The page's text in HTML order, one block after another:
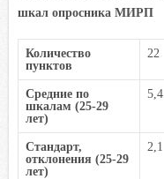
шкал опросника МИРП
Количество
пунктов
22
Средние по
шкалам (25-29
лет)
5,4
Стандарт,
отклонения (25-29
лет)
2,1